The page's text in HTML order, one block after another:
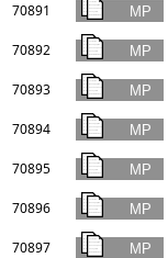
70891
70892
70893
70894
70895
70896
70897